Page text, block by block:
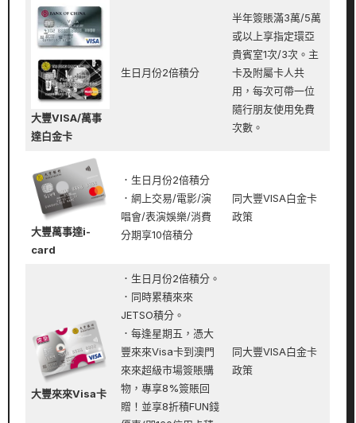
大豐VISA/萬事
達白金卡
生日月份2倍積分
半年簽賬滿3萬/5萬
或以上享指定環亞
貴賓室1次/3次。主
卡及附屬卡人共
用，每次可帶一位
隨行朋友使用免費
次數。
大豐萬事達i-
card
．生日月份2倍積分
．網上交易/電影/演
唱會/表演娛樂/消費
分期享10倍積分
同大豐VISA白金卡
政策
大豐來來Visa卡
．生日月份2倍積分。
．同時累積來來
JETSO積分。
．每逢星期五，憑大
豐來來Visa卡到澳門
來來超級市場簽賬購
物，專享8%簽賬回
贈！並享8折積FUN錢
同大豐VISA白金卡
政策